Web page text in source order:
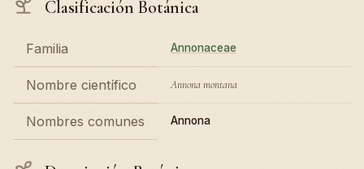
Clasificación Botánica
Familia Annonaceae
Nombre científico Annona montana
Nombres comunes Annona